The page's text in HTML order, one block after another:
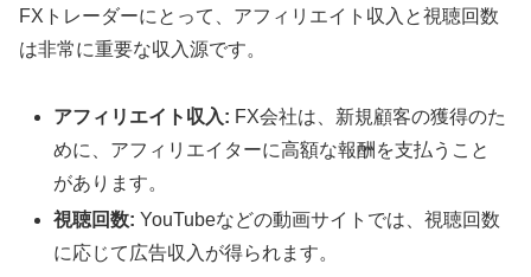
FXトレーダーにとって、アフィリエイト収入と視聴回数
は非常に重要な収入源です。
アフィリエイト収入: FX会社は、新規顧客の獲得のた
めに、アフィリエイターに高額な報酬を支払うこと
があります。
視聴回数: YouTubeなどの動画サイトでは、視聴回数
に応じて広告収入が得られます。